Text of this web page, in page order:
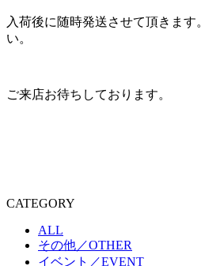
入荷後に随時発送させて頂きま
い。
ご来店お待ちしております。
CATEGORY
ALL
その他／OTHER
イベント／EVENT